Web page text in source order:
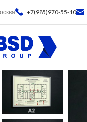
+7(985)970-55-10